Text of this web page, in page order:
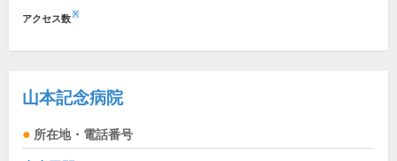
アクセス数※
山本記念病院
所在地・電話番号